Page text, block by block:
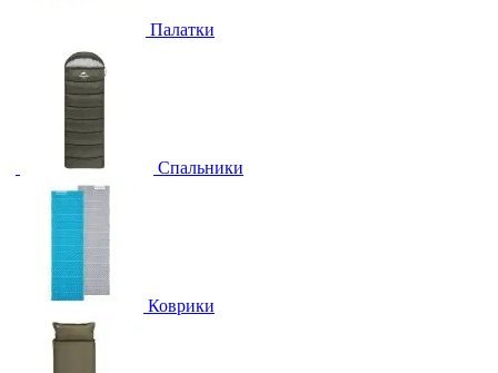
Палатки
Спальники
Коврики